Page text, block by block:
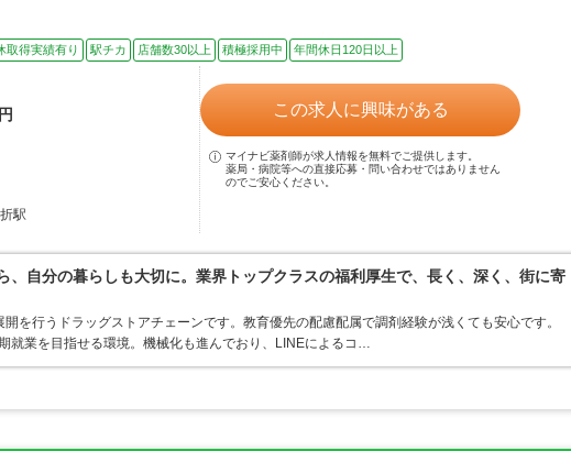
取得実績有り 駅チカ 店舗数30以上 積極採用中 年間休日120日以上
駅
この求人に興味がある
マイナビ薬剤師が求人情報を無料でご提供します。
薬局・病院等への直接応募・問い合わせではありません
のでご安心ください。
、自分の暮らしも大切に。業界トップクラスの福利厚生で、長く、深く、街に寄
を行うドラッグストアチェーンです。教育優先の配慮配属で調剤経験が浅くても安心です。
就業を目指せる環境。機械化も進んでおり、LINEによるコ…